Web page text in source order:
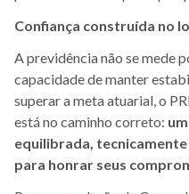
Confiança construída no
A previdência não se mede
capacidade de manter
superar a meta atuarial, o
está no caminho correto:
equilibrada,
para honrar seus